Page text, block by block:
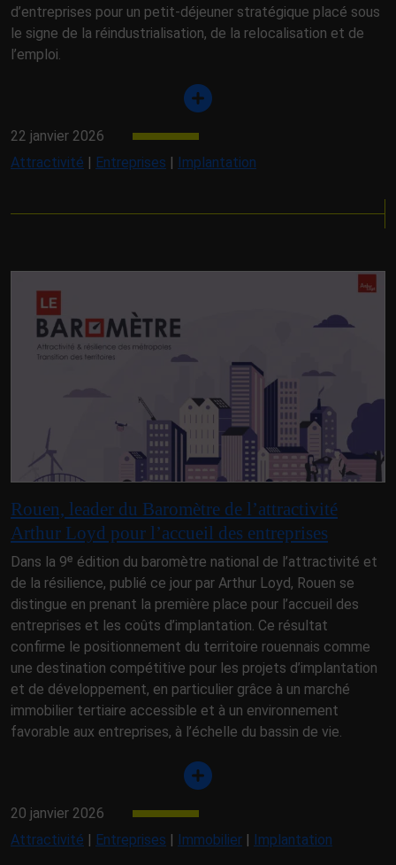
d’entreprises pour un petit-déjeuner stratégique placé sous
le signe de la réindustrialisation, de la relocalisation et de
l’emploi.
22 janvier 2026
Attractivité | Entreprises | Implantation
Rouen, leader du Baromètre de l’attractivité
Arthur Loyd pour l’accueil des entreprises
Dans la 9ᵉ édition du baromètre national de l’attractivité et
de la résilience, publié ce jour par Arthur Loyd, Rouen se
distingue en prenant la première place pour l’accueil des
entreprises et les coûts d’implantation. Ce résultat
confirme le positionnement du territoire rouennais comme
une destination compétitive pour les projets d’implantation
et de développement, en particulier grâce à un marché
immobilier tertiaire accessible et à un environnement
favorable aux entreprises, à l’échelle du bassin de vie.
20 janvier 2026
Attractivité | Entreprises | Immobilier | Implantation